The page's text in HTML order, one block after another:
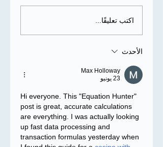
اكتب تعليقًا...
الأحدث
Max Holloway
23 يونيو
Hi everyone. This "Equation Hunter"
post is great, accurate calculations
are everything. I was actually looking
up fast data processing and
transaction formulas yesterday when